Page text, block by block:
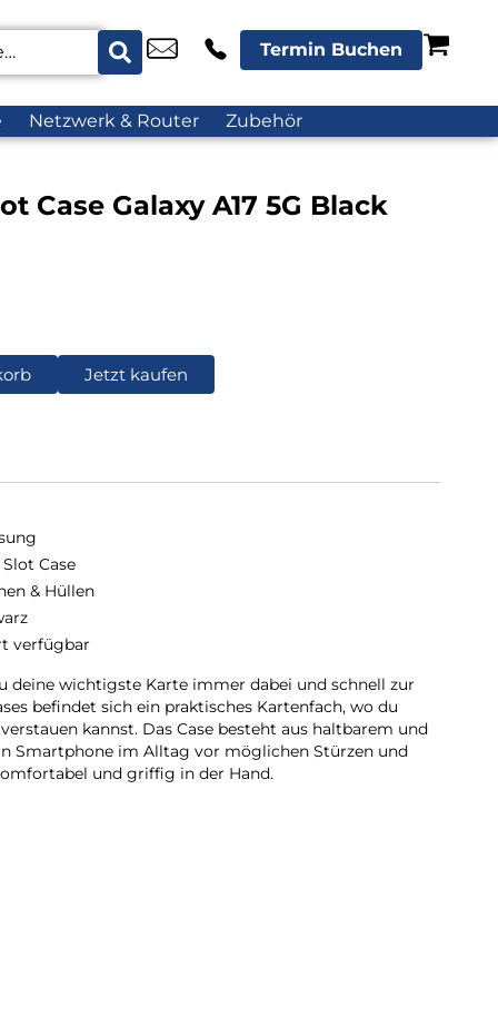
Termin Buchen
Netzwerk & Router Zubehör
Case Galaxy A17 5G Black
Jetzt kaufen
Case
& Hüllen
verfügbar
deine wichtigste Karte immer dabei und schnell zur
befindet sich ein praktisches Kartenfach, wo du
kannst. Das Case besteht aus haltbarem und
Smartphone im Alltag vor möglichen Stürzen und
und griffig in der Hand.